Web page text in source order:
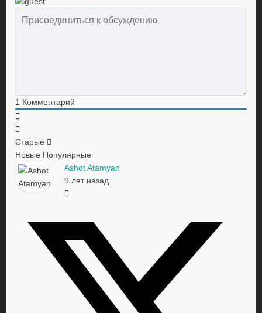
1 Комментарий
Старые
Новые Популярные
Ashot Atamyan
9 лет назад